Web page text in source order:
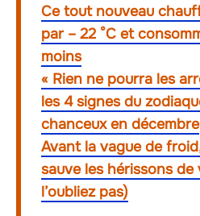
Ce tout nouveau
par – 22 °C et
moins
« Rien ne pourra les
les 4 signes du
chanceux en décembre
Avant la vague de
sauve les hérissons
l’oubliez pas)